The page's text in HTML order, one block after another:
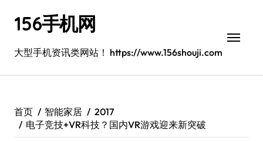
156手机网
大型手机资讯类网站！ https://www.156shouji.com
首页 智能家居
2017
电子竞技+VR科技？国内VR游戏迎来新突破